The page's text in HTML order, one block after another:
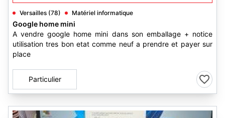
Versailles (78) Matériel informatique
Google home mini
A vendre google home mini dans son emballage + notice
utilisation tres bon etat comme neuf a prendre et payer sur
place
Particulier